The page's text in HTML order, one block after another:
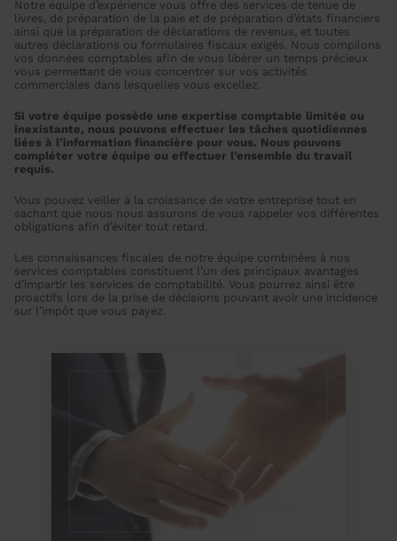
Notre équipe d’expérience vous offre des services de tenue de
livres, de préparation de la paie et de préparation d’états financiers
ainsi que la préparation de déclarations de revenus, et toutes
autres déclarations ou formulaires fiscaux exigés. Nous compilons
vos données comptables afin de vous libérer un temps précieux
vous permettant de vous concentrer sur vos activités
commerciales dans lesquelles vous excellez.
Si votre équipe possède une expertise comptable limitée ou
inexistante, nous pouvons effectuer les tâches quotidiennes
liées à l’information financière pour vous. Nous pouvons
compléter votre équipe ou effectuer l’ensemble du travail
requis.
Vous pouvez veiller à la croissance de votre entreprise tout en
sachant que nous nous assurons de vous rappeler vos différentes
obligations afin d’éviter tout retard.
Les connaissances fiscales de notre équipe combinées à nos
services comptables constituent l’un des principaux avantages
d’impartir les services de comptabilité. Vous pourrez ainsi être
proactifs lors de la prise de décisions pouvant avoir une incidence
sur l’impôt que vous payez.